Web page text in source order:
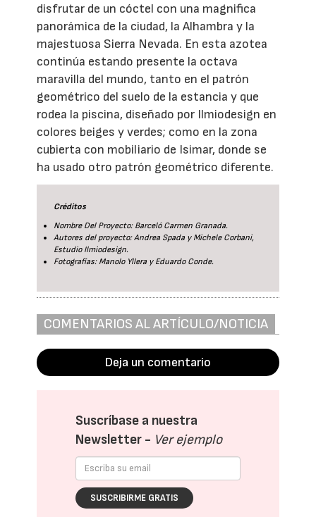
disfrutar de un cóctel con una magnifica
panorámica de la ciudad, la Alhambra y la
majestuosa Sierra Nevada. En esta azotea
continúa estando presente la octava
maravilla del mundo, tanto en el patrón
geométrico del suelo de la estancia y que
rodea la piscina, diseñado por Ilmiodesign en
colores beiges y verdes; como en la zona
cubierta con mobiliario de Isimar, donde se
ha usado otro patrón geométrico diferente.
Créditos
Nombre Del Proyecto: Barceló Carmen Granada.
Autores del proyecto: Andrea Spada y Michele Corbani,
Estudio Ilmiodesign.
Fotografías: Manolo Yllera y Eduardo Conde.
COMENTARIOS AL ARTÍCULO/NOTICIA
Deja un comentario
Suscríbase a nuestra
Newsletter - Ver ejemplo
SUSCRIBIRME GRATIS